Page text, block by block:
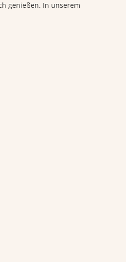
genießen. In unserem